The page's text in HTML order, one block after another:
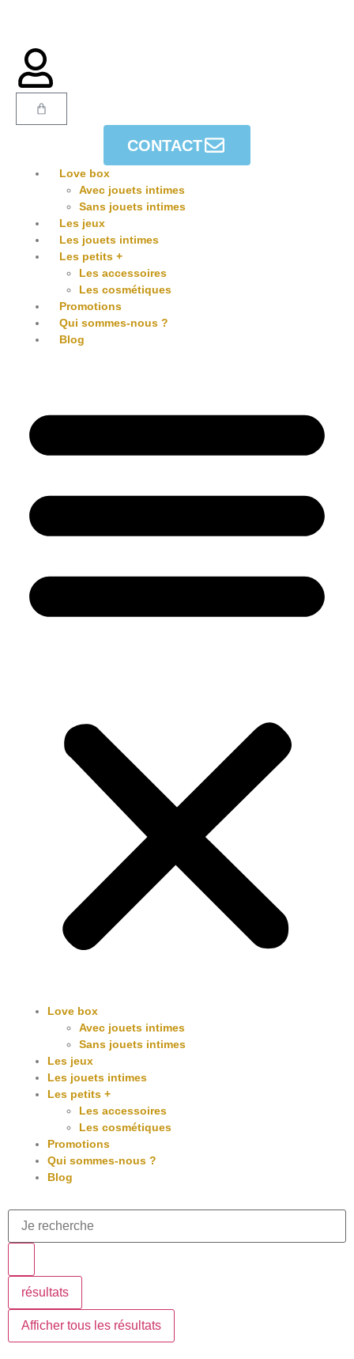
CONTACT
Love box
Avec jouets intimes
Sans jouets intimes
Les jeux
Les jouets intimes
Les petits +
Les accessoires
Les cosmétiques
Promotions
Qui sommes-nous ?
Blog
Love box
Avec jouets intimes
Sans jouets intimes
Les jeux
Les jouets intimes
Les petits +
Les accessoires
Les cosmétiques
Promotions
Qui sommes-nous ?
Blog
résultats
Afficher tous les résultats